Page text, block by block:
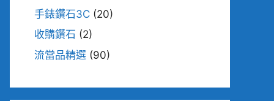
手錶鑽石3C (20)
收購鑽石 (2)
流當品精選 (90)